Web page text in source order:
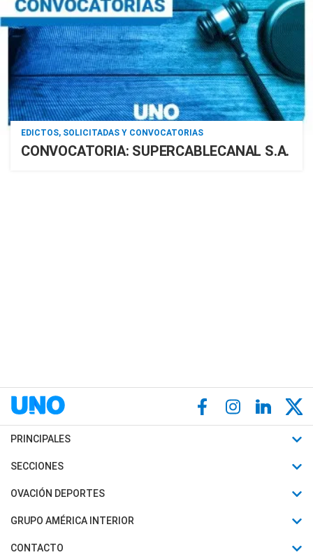
EDICTOS, SOLICITADAS Y CONVOCATORIAS
CONVOCATORIA: SUPERCABLECANAL S.A.
PRINCIPALES
Últimas Noticias
Política
SECCIONES
Horóscopo
Motores
OVACIÓN DEPORTES
Fútbol
Mundial
GRUPO AMÉRICA INTERIOR
Canal 7 en Vivo
CONTACTO